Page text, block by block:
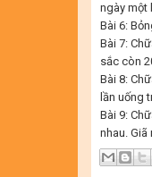
ngày một
Bài 6:
Bài 7:
sắc còn
Bài 8:
lần uống
Bài 9:
nhau. Giã